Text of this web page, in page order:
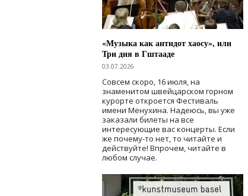
«Музыка как антидот хаосу», или
Три дня в Гштааде
03.07.2026
Совсем скоро, 16 июля, на
знаменитом швейцарском горном
курорте откроется Фестиваль
имени Менухина. Надеюсь, вы уже
заказали билеты на все
интересующие вас концерты. Если
же почему-то нет, то читайте и
действуйте! Впрочем, читайте в
любом случае.